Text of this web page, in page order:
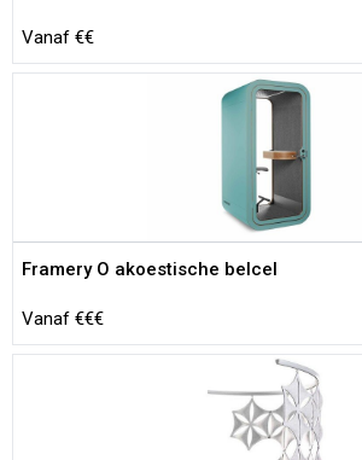
Vanaf €€
Framery O akoestische belcel
Vanaf €€€